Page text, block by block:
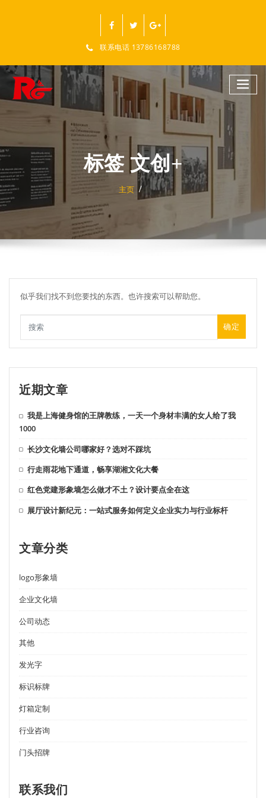
联系电话 13786168788
标签 文创+
主页
似乎我们找不到您要找的东西。也许搜索可以帮助您。
确定
近期文章
我是上海健身馆的王牌教练，一天一个身材丰满的女人给了我
1000
长沙文化墙公司哪家好？选对不踩坑
行走雨花地下通道，畅享湖湘文化大餐
红色党建形象墙怎么做才不土？设计要点全在这
展厅设计新纪元：一站式服务如何定义企业实力与行业标杆
文章分类
logo形象墙
企业文化墙
公司动态
其他
发光字
标识标牌
灯箱定制
行业咨询
门头招牌
联系我们